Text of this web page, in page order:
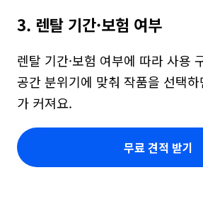
3. 렌탈 기간·보험 여부
렌탈 기간·보험 여부에 따라 사용
공간 분위기에 맞춰 작품을 선택
가 커져요.
무료 견적 받기